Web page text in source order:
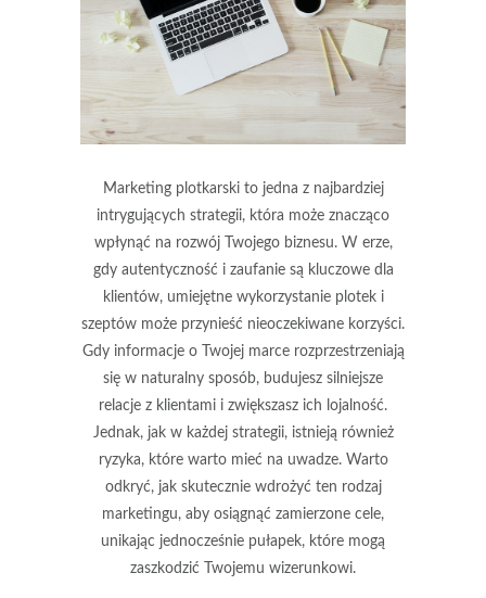
Marketing plotkarski to jedna z najbardziej
intrygujących strategii, która może znacząco
wpłynąć na rozwój Twojego biznesu. W erze,
gdy autentyczność i zaufanie są kluczowe dla
klientów, umiejętne wykorzystanie plotek i
szeptów może przynieść nieoczekiwane korzyści.
Gdy informacje o Twojej marce rozprzestrzeniają
się w naturalny sposób, budujesz silniejsze
relacje z klientami i zwiększasz ich lojalność.
Jednak, jak w każdej strategii, istnieją również
ryzyka, które warto mieć na uwadze. Warto
odkryć, jak skutecznie wdrożyć ten rodzaj
marketingu, aby osiągnąć zamierzone cele,
unikając jednocześnie pułapek, które mogą
zaszkodzić Twojemu wizerunkowi.